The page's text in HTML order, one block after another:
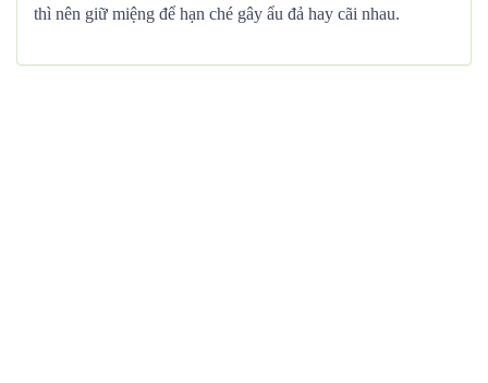
thì nên giữ miệng để hạn ché gây ẩu đả hay cãi nhau.